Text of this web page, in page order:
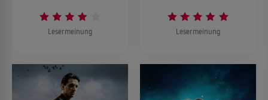
Lesermeinung Lesermeinung